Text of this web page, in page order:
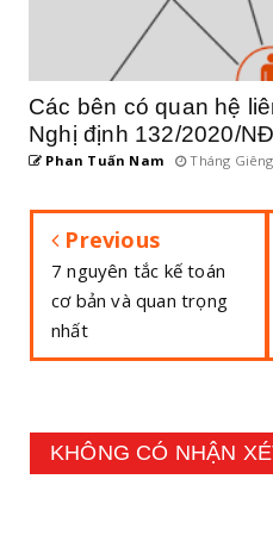
Các bên có quan hệ
Nghị định 132/2020/
Phan Tuấn Nam Tháng Giêng
Previous
7 nguyên tắc kế toán
cơ bản và quan trọng
nhất
KHÔNG CÓ NHẬN